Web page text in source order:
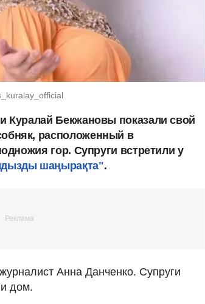
Куралай Бекжановы показали свой
расположенный в
гор. Супруги встретили у
шаңырақта".
Анна Данченко. Супруги
дом.